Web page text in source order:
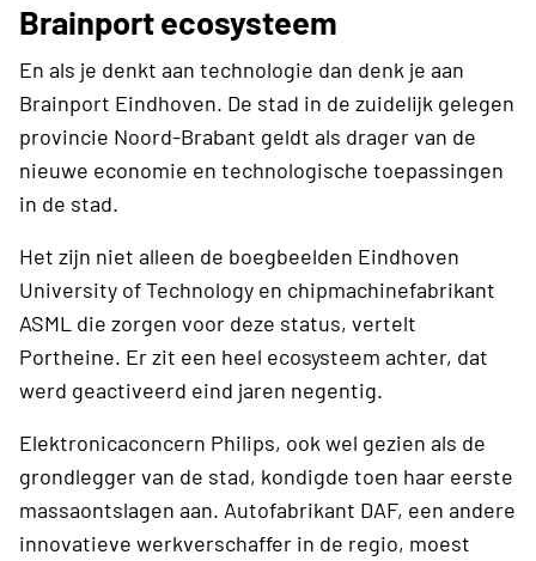
Brainport ecosysteem
En als je denkt aan technologie dan denk je aan
Brainport Eindhoven. De stad in de zuidelijk gelegen
provincie Noord-Brabant geldt als drager van de
nieuwe economie en technologische toepassingen
in de stad.
Het zijn niet alleen de boegbeelden Eindhoven
University of Technology en chipmachinefabrikant
ASML die zorgen voor deze status, vertelt
Portheine. Er zit een heel ecosysteem achter, dat
werd geactiveerd eind jaren negentig.
Elektronicaconcern Philips, ook wel gezien als de
grondlegger van de stad, kondigde toen haar eerste
massaontslagen aan. Autofabrikant DAF, een andere
innovatieve werkverschaffer in de regio, moest